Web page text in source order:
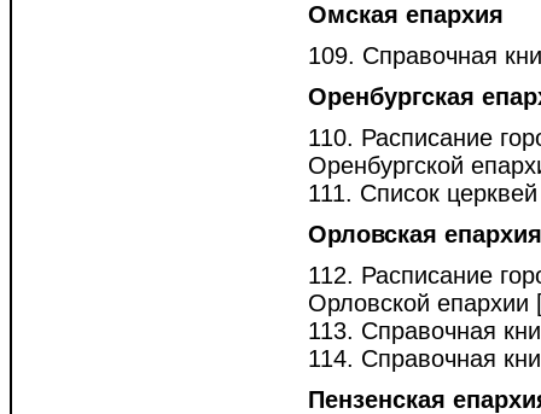
Омская епархия
109. Справочная
Оренбургская
110. Расписание
Оренбургской
111. Список
Орловская епархия
112. Расписание
Орловской епархии
113. Справочная
114. Справочная
Пензенская